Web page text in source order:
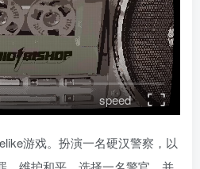
speed
游戏。扮演一名硬汉警察，以